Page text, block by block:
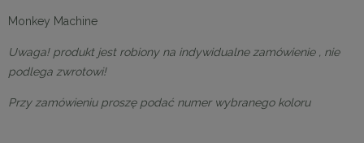
Monkey Machine
Uwaga! produkt jest robiony na indywidualne zamówienie , nie
podlega zwrotowi!
Przy zamówieniu proszę podać numer wybranego koloru